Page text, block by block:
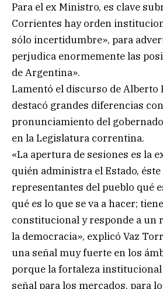
Para el ex Ministro, es clave
Corrientes hay orden
sólo incertidumbre», para
perjudica enormemente las
de Argentina».
Lamentó el discurso de Alberto
destacó grandes diferencias
pronunciamiento del
en la Legislatura correntina.
«La apertura de sesiones es la
quién administra el Estado,
representantes del pueblo qué
qué es lo que se va a hacer;
constitucional y responde a un
la democracia», explicó Vaz
una señal muy fuerte en los
porque la fortaleza institucional
señal para los mercados, para